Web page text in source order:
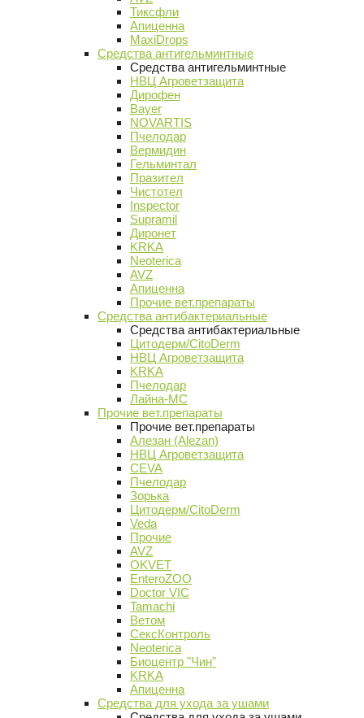
Тиксфли
Апиценна
MaxiDrops
Средства антигельминтные
Средства антигельминтные
НВЦ Агроветзащита
Дирофен
Bayer
NOVARTIS
Пчелодар
Вермидин
Гельминтал
Празител
Чистотел
Inspector
Supramil
Диронет
KRKA
Neoterica
AVZ
Апиценна
Прочие вет.препараты
Средства антибактериальные
Средства антибактериальные
Цитодерм/CitoDerm
НВЦ Агроветзащита
KRKA
Пчелодар
Лайна-МС
Прочие вет.препараты
Прочие вет.препараты
Алезан (Alezan)
НВЦ Агроветзащита
CEVA
Пчелодар
Зорька
Цитодерм/CitoDerm
Veda
Прочие
AVZ
OKVET
EnteroZOO
Doctor VIC
Tamachi
Ветом
СексКонтроль
Neoterica
Биоцентр "Чин"
KRKA
Апиценна
Средства для ухода за ушами